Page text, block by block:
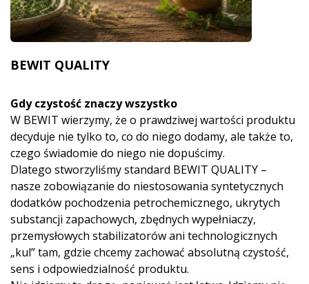
BEWIT QUALITY
Gdy czystość znaczy wszystko
W BEWIT wierzymy, że o prawdziwej wartości produktu
decyduje nie tylko to, co do niego dodamy, ale także to,
czego świadomie do niego nie dopuścimy.
Dlatego stworzyliśmy standard BEWIT QUALITY –
nasze zobowiązanie do niestosowania syntetycznych
dodatków pochodzenia petrochemicznego, ukrytych
substancji zapachowych, zbędnych wypełniaczy,
przemysłowych stabilizatorów ani technologicznych
„kul” tam, gdzie chcemy zachować absolutną czystość,
sens i odpowiedzialność produktu.